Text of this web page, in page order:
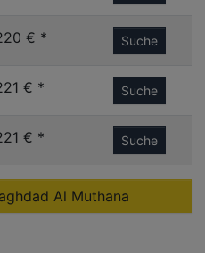
€ * Suche
€ * Suche
€ * Suche
Al Muthana